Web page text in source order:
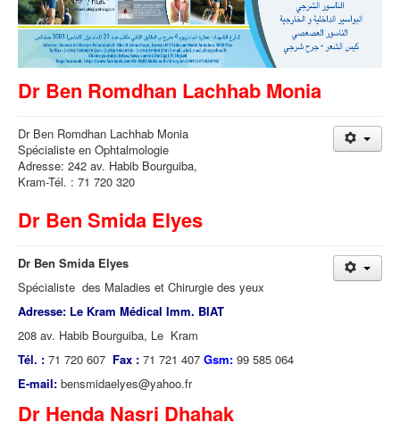
Dr Ben Romdhan Lachhab Monia
Dr Ben Romdhan Lachhab Monia
Spécialiste en Ophtalmologie
Adresse: 242 av. Habib Bourguiba,
Kram-Tél. : 71 720 320
Dr Ben Smida Elyes
Dr Ben Smida Elyes
Spécialiste des Maladies et Chirurgie des yeux
Adresse: Le Kram Médical Imm. BIAT
208 av. Habib Bourguiba, Le Kram
Tél. : 71 720 607 Fax : 71 721 407 Gsm: 99 585 064
E-mail: bensmidaelyes@yahoo.fr
Dr Henda Nasri Dhahak